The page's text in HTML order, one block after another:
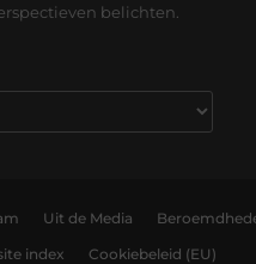
belichten.
Uit de Media
index Cookiebeleid (EU)